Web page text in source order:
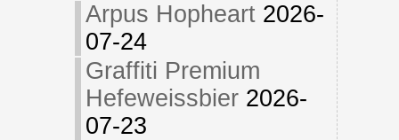
Arpus Hopheart 2026-
07-24
Graffiti Premium
Hefeweissbier 2026-
07-23